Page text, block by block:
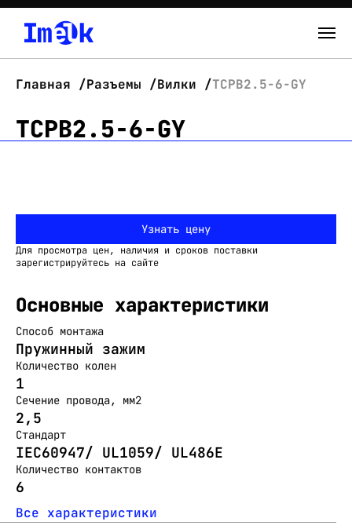
Контакты
Главная Разъемы Вилки TCPB2.5-6-GY
TCPB2.5-6-GY
Узнать цену
Для просмотра цен, наличия и сроков поставки
зарегистрируйтесь на сайте
Основные характеристики
Способ монтажа
Пружинный зажим
Количество колен
1
Сечение провода, мм2
2,5
Стандарт
IEC60947/ UL1059/ UL486E
Количество контактов
6
Все характеристики